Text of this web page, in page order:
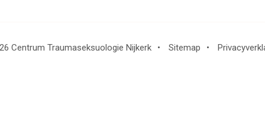
Centrum Traumaseksuologie Nijkerk • Sitemap •